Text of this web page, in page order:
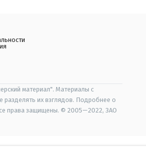
материал". Материалы с
их взглядов. Подробнее о
права защищены. © 2005—2022, ЗАО